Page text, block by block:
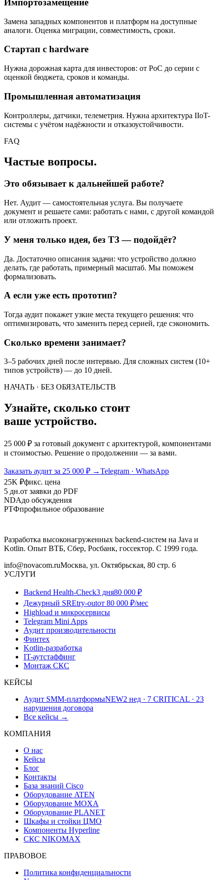
Импортозамещение
Замена западных компонентов и платформ на доступные
аналоги. Оценка миграции, совместимость, сроки.
Стартап с hardware
Нужна дорожная карта для инвесторов: от PoC до серии с
оценкой бюджета, сроков и команды.
Промышленная автоматизация
Контроллеры, датчики, телеметрия. Нужна архитектура IIoT-
системы с учётом надёжности и отказоустойчивости.
FAQ
Частые вопросы.
Это обязывает к дальнейшей работе?
Нет. Аудит — самостоятельная услуга. Вы получаете
документ и решаете сами: работать с нами, с другой командой
или отложить проект.
У меня только идея, без ТЗ — подойдёт?
Да. Достаточно описания задачи: что устройство должно
делать, где работать, примерный масштаб. Мы поможем
формализовать.
А если уже есть прототип?
Тогда аудит покажет узкие места текущего решения: что
оптимизировать, что заменить перед серией, где сэкономить.
Сколько времени занимает?
3–5 рабочих дней после интервью. Для сложных систем (10+
типов устройств) — до 10 дней.
НАЧАТЬ · БЕЗ ОБЯЗАТЕЛЬСТВ
Узнайте, сколько стоит
ваше устройство.
25 000 ₽ за готовый документ с архитектурой, компонентами
и стоимостью. Решение о продолжении — за вами.
Заказать аудит за 25 000 ₽ →Telegram · WhatsApp
25K ₽фикс. цена
5 дн.от заявки до PDF
NDAдо обсуждения
РТФпрофильное образование
Разработка высоконагруженных backend-систем на Java и
Kotlin. Опыт ВТБ, Сбер, Росбанк, госсектор. С 1999 года.
info@novacom.ruМосква, ул. Октябрьская, 80 стр. 6
УСЛУГИ
Backend Health-Check3 дня80 000 ₽
Дежурный SREtry-outот 80 000 ₽/мес
Highload и микросервисы
Telegram Mini Apps
Аудит производительности
Финтех
Kotlin-разработка
IT-аутстаффинг
Монтаж СКС
КЕЙСЫ
Аудит SMM-платформыNEW2 нед · 7 CRITICAL · 23
нарушения договора
Все кейсы →
КОМПАНИЯ
О нас
Кейсы
Блог
Контакты
База знаний Cisco
Оборудование ATEN
Оборудование MOXA
Оборудование PLANET
Шкафы и стойки ЦМО
Компоненты Hyperline
СКС NIKOMAX
ПРАВОВОЕ
Политика конфиденциальности